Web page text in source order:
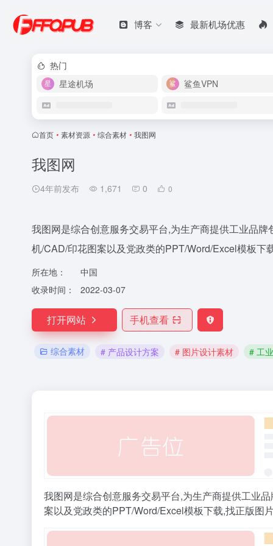
博客 最新机场优惠
热门
星途机场
鲨鱼VPN
首页 • 素材资源 • 综合素材 • 我图网
我图网
4年前发布 1,671 0 0
我图网是综合创意服务交易平台,为生产商提供工业品
机/CAD/印花图案以及党政类的PPT/Word/Excel模板下
所在地：
中国
收录时间：
2022-03-07
打开网站 手机查看
综合素材 # 产品设计方案 # 图片设计素材 # 工
我图网是综合创意服务交易平台,为生产商提供工业
案以及党政类的PPT/Word/Excel模板下载,找正版图